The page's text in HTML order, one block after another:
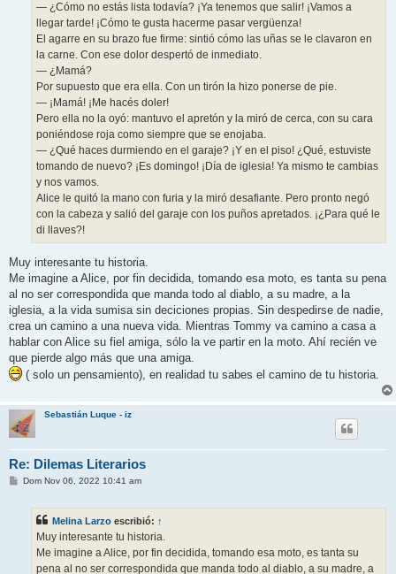
— ¿Cómo no estás lista todavía? ¡Ya tenemos que salir! ¡Vamos a
llegar tarde! ¡Cómo te gusta hacerme pasar vergüenza!
El agarre en su brazo fue firme: sintió cómo las uñas se le clavaron en
la carne. Con ese dolor despertó de inmediato.
— ¿Mamá?
Por supuesto que era ella. Con un tirón la hizo ponerse de pie.
— ¡Mamá! ¡Me hacés doler!
Pero ella no la oyó: mantuvo el apretón y la miró de cerca, con su cara
poniéndose roja como siempre que se enojaba.
— ¿Qué haces durmiendo en el garaje? ¡Y en el piso! ¿Qué, estuviste
tomando de nuevo? ¡Es domingo! ¡Día de iglesia! Ya mismo te cambias
y nos vamos.
Alice le quitó la mano con furia y la miró desafiante. Pero pronto negó
con la cabeza y salió del garaje con los puños apretados. ¡¿Para qué le
di llaves?!
Muy interesante tu historia.
Me imagine a Alice, por fin decidida, tomando esa moto, es tanta su pena
al no ser correspondida que manda todo al diablo, a su madre, a la
iglesia, a la vida sumisa sin deciciones propias. Sin despedirse de nadie,
crea un camino a una nueva vida. Mientras Tommy va camino a casa a
hablar con Alice su fiel amiga, sólo la ve partir en la moto. Ahí recién ve
que pierde algo más que una amiga.
( solo un pensamiento), en realidad tu sabes el camino de tu historia.
Sebastián Luque - iz
Re: Dilemas Literarios
MDom Nov 06, 2022 10:41 am
Melina Larzo escribió: ↑
Muy interesante tu historia.
Me imagine a Alice, por fin decidida, tomando esa moto, es tanta su
pena al no ser correspondida que manda todo al diablo, a su madre, a